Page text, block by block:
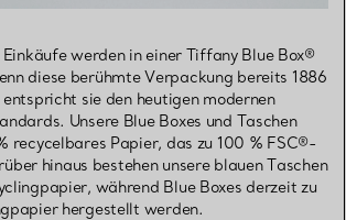
werden in einer Tiffany Blue Box®
diese berühmte Verpackung bereits 1886
sie den heutigen modernen
Unsere Blue Boxes und Taschen
recycelbares Papier, das zu 100 % FSC®-
hinaus bestehen unsere blauen Taschen
während Blue Boxes derzeit zu
hergestellt werden.